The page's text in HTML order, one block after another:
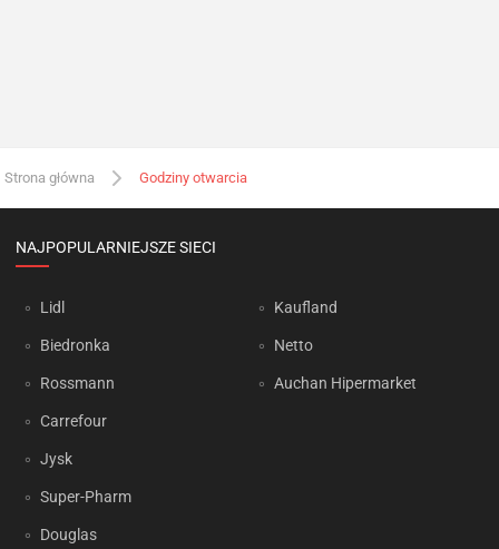
Strona główna Godziny otwarcia
NAJPOPULARNIEJSZE SIECI
Lidl
Biedronka
Rossmann
Carrefour
Jysk
Super-Pharm
Douglas
Kaufland
Netto
Auchan Hipermarket